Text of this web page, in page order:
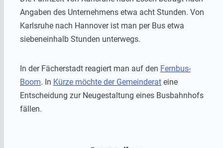
Angaben des Unternehmens etwa acht Stunden. Von
Karlsruhe nach Hannover ist man per Bus etwa
siebeneinhalb Stunden unterwegs.
In der Fächerstadt reagiert man auf den Fernbus-
Boom. In Kürze möchte der Gemeinderat eine
Entscheidung zur Neugestaltung eines Busbahnhofs
fällen.